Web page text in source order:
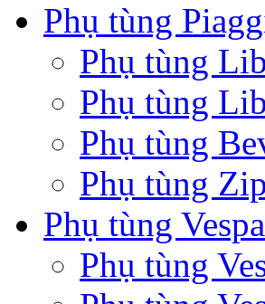
Phụ tùng
Phụ tùng
Phụ tùng
Phụ tùng
Phụ tùng Zip
Phụ tùng Vespa
Phụ tùng